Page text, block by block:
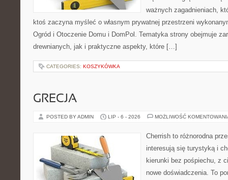
ważnych zagadnieniach,
ktoś zaczyna myśleć o własnym prywatnej przestrzeni
Ogród i Otoczenie Domu i DomPol. Tematyka strony obejmuje
drewnianych, jak i praktyczne aspekty, które […]
CATEGORIES: KOSZYKÓWKA
GRECJA
POSTED BY ADMIN LIP - 6 - 2026 MOŻLIWOŚĆ
Cherrish to różnorodna
interesują się turystyką i
kierunki bez pośpiechu, z
nowe doświadczenia. To